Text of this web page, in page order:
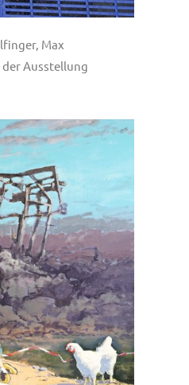
Max
der Ausstellung